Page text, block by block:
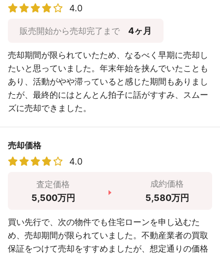
4.0
販売開始から売却完了まで 4ヶ月
売却期間が限られていたため、なるべく早期に売却し
たいと思っていました。年末年始を挟んでいたことも
あり、活動がやや滞っていると感じた期間もありまし
たが、最終的にはとんとん拍子に話がすすみ、スムー
ズに売却できました。
売却価格
4.0
査定価格
5,500万円
成約価格
5,580万円
買い先行で、次の物件でも住宅ローンを申し込むた
め、売却期間が限られていました。不動産業者の買取
保証をつけて売却をすすめましたが、想定通りの価格